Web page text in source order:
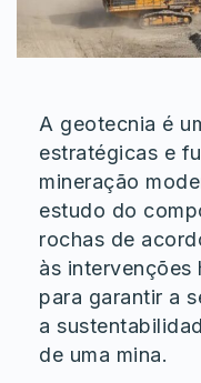
A geotecnia é
estratégicas e
mineração
estudo do
rochas de
às intervenções
para garantir a
a
de uma mina.